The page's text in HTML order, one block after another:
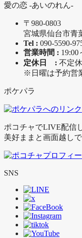
愛の恋 -あいのれん-
〒980-0803
宮城県仙台市青
Tel : 090-5590-
営業時間 : 19:00
定休日 : 不定休
※日曜は予約営
ポケパラ
ポコチャでLIVE配信
美好ままと画面越し
SNS